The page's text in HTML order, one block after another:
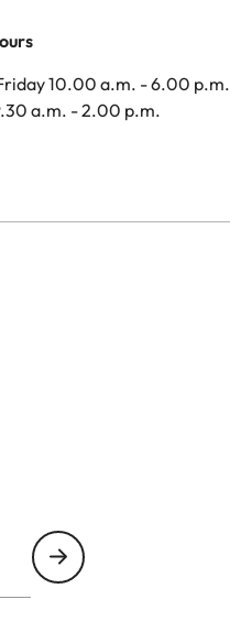
10.00 a.m. - 6.00 p.m.
a.m. - 2.00 p.m.